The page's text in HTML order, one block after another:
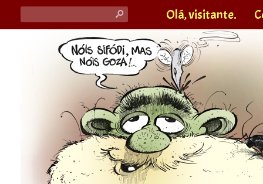
s Olá, visitante.